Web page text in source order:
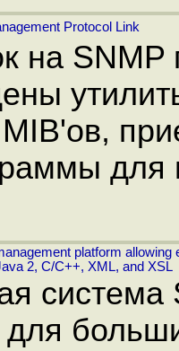
Protocol Link
на
для
platform allowing
2, C/C++, XML, and XSL
система
для